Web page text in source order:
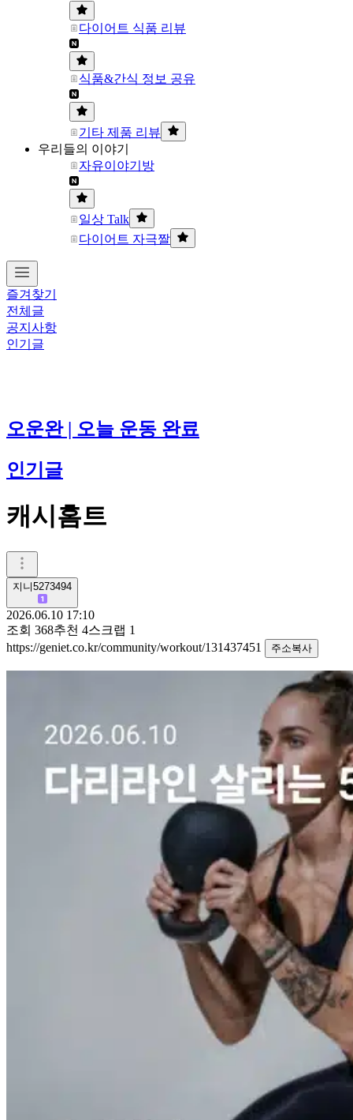
다이어트 식품 리뷰
식품&간식 정보 공유
기타 제품 리뷰
우리들의 이야기
자유이야기방
일상 Talk
다이어트 자극짤
즐겨찾기
전체글
공지사항
인기글
오운완 | 오늘 운동 완료
인기글
캐시홈트
지니5273494
2026.06.10 17:10
조회 368추천 4스크랩 1
https://geniet.co.kr/community/workout/131437451
주소복사